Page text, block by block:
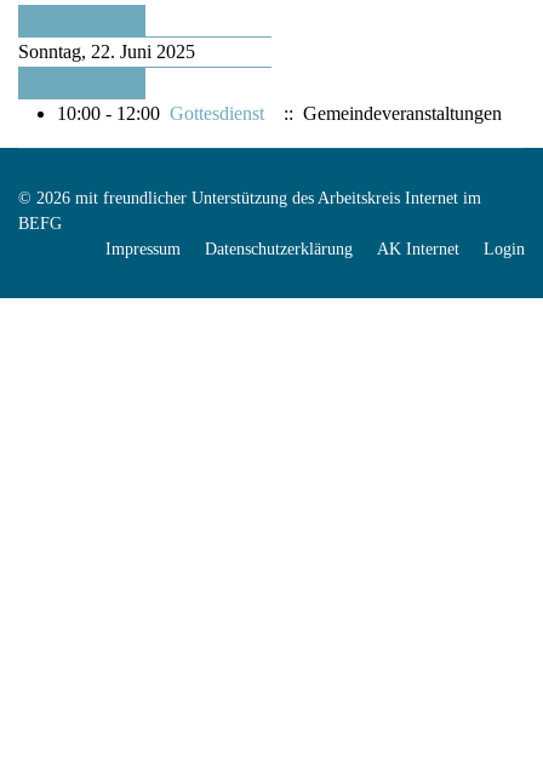
Sonntag, 22. Juni 2025
10:00 - 12:00 Gottesdienst :: Gemeindeveranstaltungen
© 2026 mit freundlicher Unterstützung des Arbeitskreis Internet im
BEFG
Impressum
Datenschutzerklärung AK Internet Login